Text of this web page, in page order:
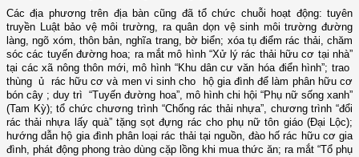
Các địa phương trên địa bàn cũng đã tổ chức chuỗi hoạt động: tuyên
truyền Luật bảo vệ môi trường, ra quân dọn vệ sinh môi trường đường
làng, ngõ xóm, thôn bản, nghĩa trang, bờ biển; xóa tụ điểm rác thải, chăm
sóc các tuyến đường hoa; ra mắt mô hình “Xử lý rác thải hữu cơ tại nhà”
tại các xã nông thôn mới, mô hình “Khu dân cư văn hóa điển hình”;trao
thùng ủ rác hữu cơ và men vi sinh cho hộ gia đình để làm phân hữu cơ
bón cây ;duy trì “Tuyến đường hoa”, mô hình chi hội “Phụ nữ sống xanh”
(Tam Kỳ); tổ chức chương trình “Chống rác thải nhựa”, chương trình “đổi
rác thải nhựa lấy quà” tặng sọt đựng rác cho phụ nữ tôn giáo (Đại Lộc);
hướng dẫn hộ gia đình phân loại rác thải tại nguồn, đào hố rác hữu cơ gia
đình, phát động phong trào dùng cặp lồng khi mua thức ăn; ra mắt “Tổ phụ